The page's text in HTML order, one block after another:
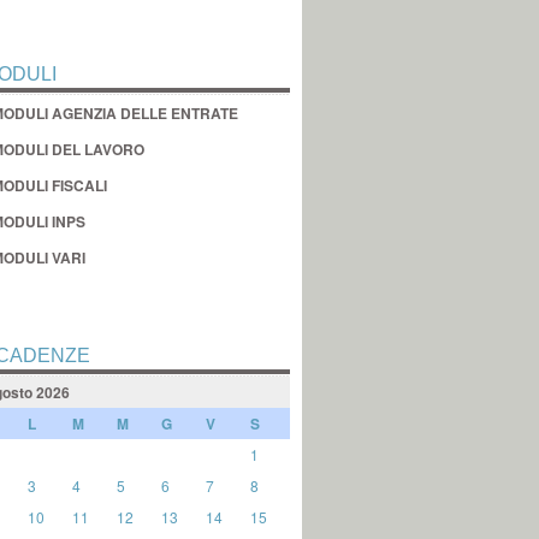
AGENZIA DELLE ENTRATE
DEL LAVORO
FISCALI
INPS
VARI
2026
L M M G V S
1
3 4 5 6 7
8
10 11 12 13 14
15